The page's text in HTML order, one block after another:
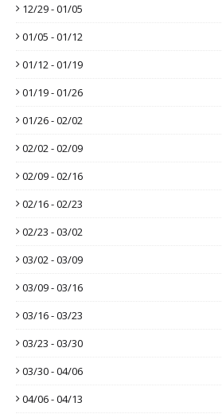
12/29 - 01/05
01/05 - 01/12
01/12 - 01/19
01/19 - 01/26
01/26 - 02/02
02/02 - 02/09
02/09 - 02/16
02/16 - 02/23
02/23 - 03/02
03/02 - 03/09
03/09 - 03/16
03/16 - 03/23
03/23 - 03/30
03/30 - 04/06
04/06 - 04/13